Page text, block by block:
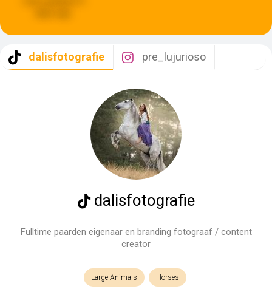
dalisfotografie pre_lujurioso
dalisfotografie
Fulltime paarden eigenaar en branding fotograaf / content
creator
Large Animals Horses